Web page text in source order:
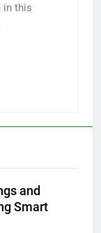
in this
and
Smart